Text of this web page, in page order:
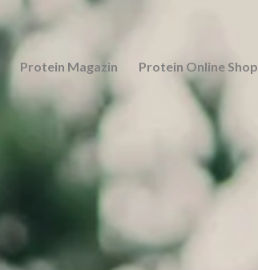
Protein Magazin Protein Online Shop